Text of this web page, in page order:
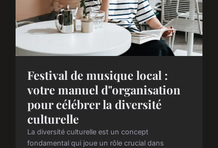
Festival de musique local :
votre manuel d"organisation
pour célébrer la diversité
culturelle
La diversité culturelle est un concept
fondamental qui joue un rôle crucial dans